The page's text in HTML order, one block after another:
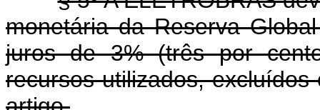
monetária da Reserva
juros de 3% (três por
recursos utilizados,